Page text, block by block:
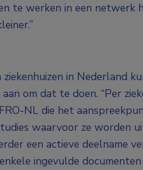
te werken in een netwerk
in Nederland
om dat te doen. “Per
NL die het
waarvoor ze worden
een actieve deelname
ingevulde